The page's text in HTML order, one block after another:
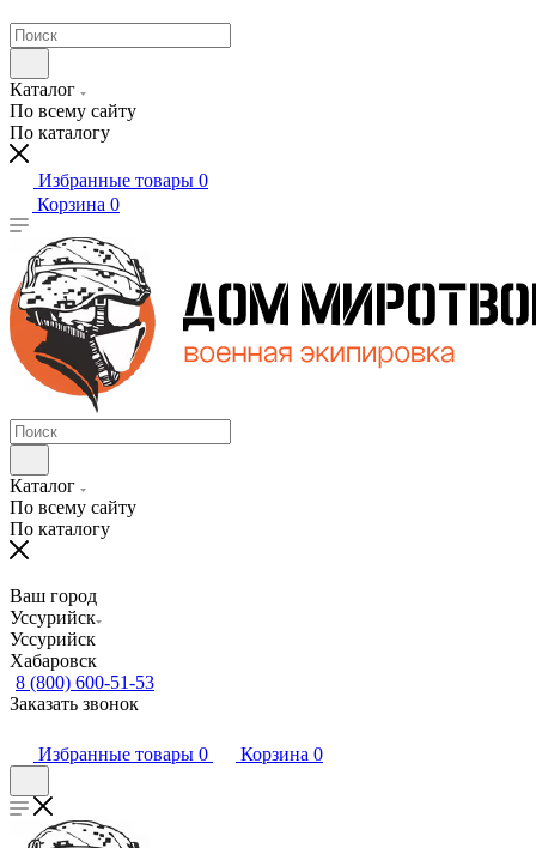
Каталог
По всему сайту
По каталогу
Избранные товары 0
Корзина 0
Каталог
По всему сайту
По каталогу
Ваш город
Уссурийск
Уссурийск
Хабаровск
8 (800) 600-51-53
Заказать звонок
Избранные товары 0 Корзина 0